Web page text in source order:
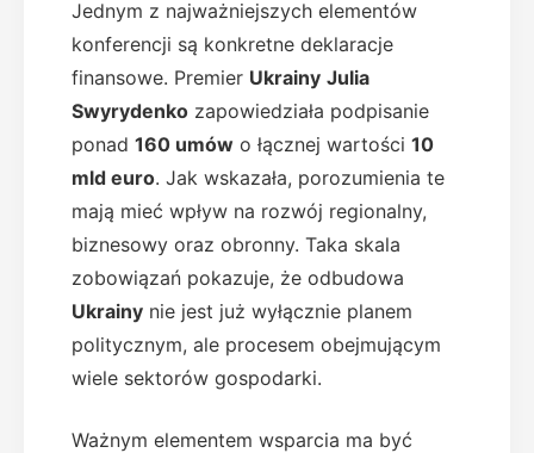
Jednym z najważniejszych elementów
konferencji są konkretne deklaracje
finansowe. Premier Ukrainy Julia
Swyrydenko zapowiedziała podpisanie
ponad 160 umów o łącznej wartości 10
mld euro. Jak wskazała, porozumienia te
mają mieć wpływ na rozwój regionalny,
biznesowy oraz obronny. Taka skala
zobowiązań pokazuje, że odbudowa
Ukrainy nie jest już wyłącznie planem
politycznym, ale procesem obejmującym
wiele sektorów gospodarki.
Ważnym elementem wsparcia ma być